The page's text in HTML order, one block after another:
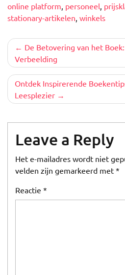
online platform, personeel,
stationary-artikelen, winkels
De Betovering van het
Verbeelding
Ontdek Inspirerende
Leesplezier
Leave a Reply
Het e-mailadres wordt niet
velden zijn gemarkeerd met *
Reactie *